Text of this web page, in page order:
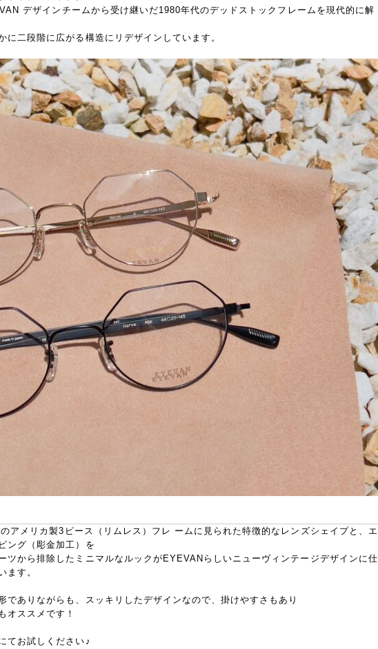
デザインチームから受け継いだ1980年代のデッドストックフレームを現代的に解
に二段階に広がる構造にリデザインしています。
アメリカ製3ピース（リムレス）フレ ームに見られた特徴的なレンズシェイプと、エ
ング（彫金加工）を
ツから排除したミニマルなルックがEYEVANらしいニューヴィンテージデザインに仕
ます。
でありながらも、スッキリしたデザインなので、掛けやすさもあり
オススメです！
てお試しください♪